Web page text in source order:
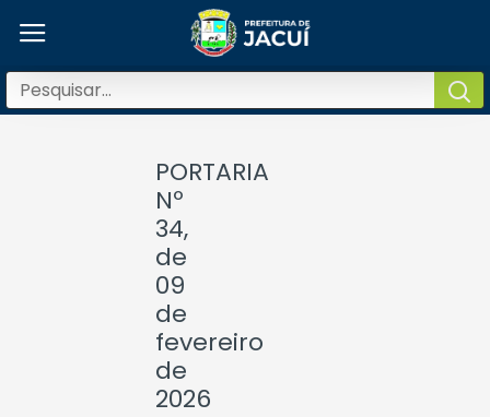
PORTARIA
Nº
34,
de
09
de
fevereiro
de
2026